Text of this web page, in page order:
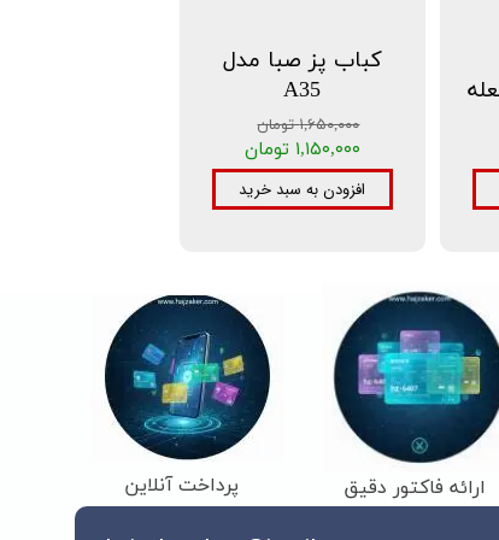
کباب پز صبا مدل
A35
۱,۶۵۰,۰۰۰ تومان
۱,۱۵۰,۰۰۰ تومان
افزودن به سبد خرید
ارائه فاکتور دقیق پرداخت آنلاین